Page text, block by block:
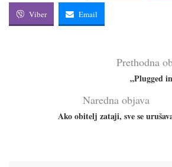
Viber Email
Prethodna
„Plugged
Naredna objava
Ako obitelj zataji, sve se